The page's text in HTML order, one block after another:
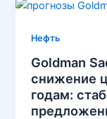
Нефть
Goldman
снижение
годам: